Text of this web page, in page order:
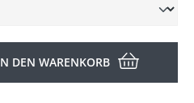
DEN WARENKORB